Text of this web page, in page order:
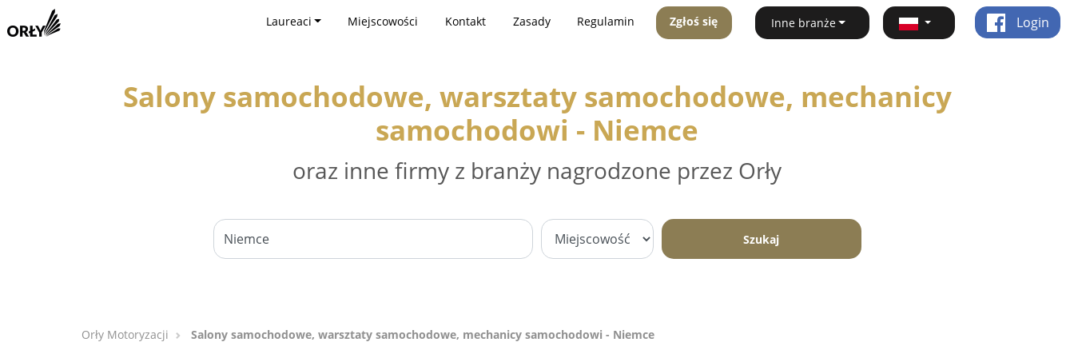
Laureaci Miejscowości Kontakt Zasady Regulamin Zgłoś się Inne branże Login
Salony samochodowe, warsztaty samochodowe, mechanicy
samochodowi - Niemce
oraz inne firmy z branży nagrodzone przez Orły
Szukaj
Orły Motoryzacji Salony samochodowe, warsztaty samochodowe, mechanicy samochodowi - Niemce